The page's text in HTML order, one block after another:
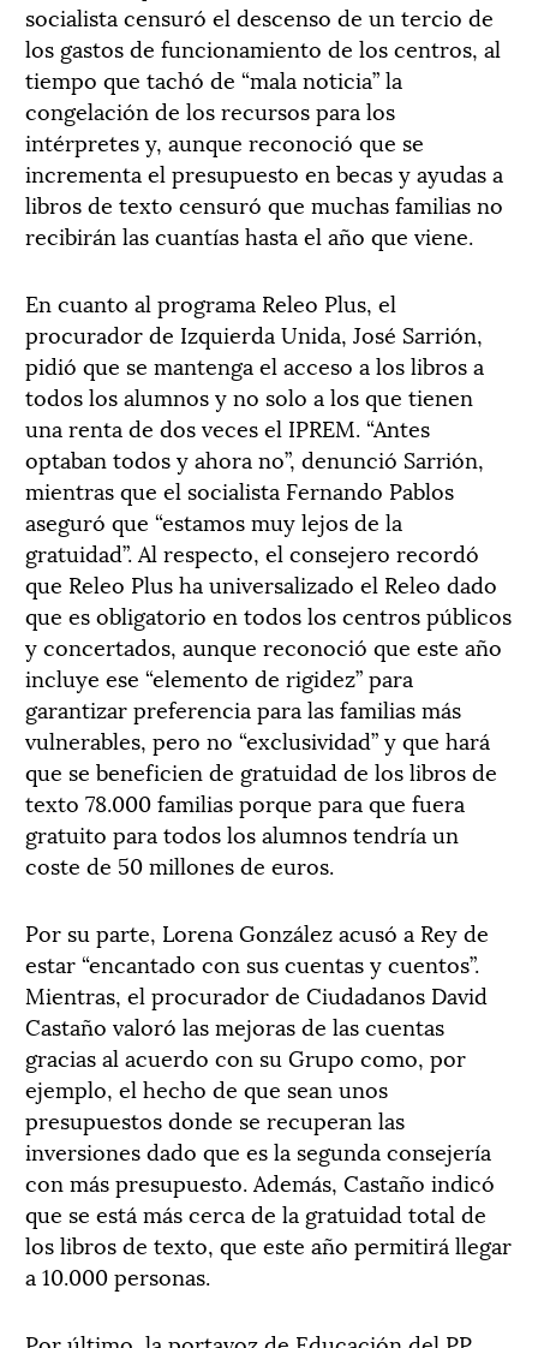
socialista censuró el descenso de un tercio de
los gastos de funcionamiento de los centros, al
tiempo que tachó de “mala noticia” la
congelación de los recursos para los
intérpretes y, aunque reconoció que se
incrementa el presupuesto en becas y ayudas a
libros de texto censuró que muchas familias no
recibirán las cuantías hasta el año que viene.
En cuanto al programa Releo Plus, el
procurador de Izquierda Unida, José Sarrión,
pidió que se mantenga el acceso a los libros a
todos los alumnos y no solo a los que tienen
una renta de dos veces el IPREM. “Antes
optaban todos y ahora no”, denunció Sarrión,
mientras que el socialista Fernando Pablos
aseguró que “estamos muy lejos de la
gratuidad”. Al respecto, el consejero recordó
que Releo Plus ha universalizado el Releo dado
que es obligatorio en todos los centros públicos
y concertados, aunque reconoció que este año
incluye ese “elemento de rigidez” para
garantizar preferencia para las familias más
vulnerables, pero no “exclusividad” y que hará
que se beneficien de gratuidad de los libros de
texto 78.000 familias porque para que fuera
gratuito para todos los alumnos tendría un
coste de 50 millones de euros.
Por su parte, Lorena González acusó a Rey de
estar “encantado con sus cuentas y cuentos”.
Mientras, el procurador de Ciudadanos David
Castaño valoró las mejoras de las cuentas
gracias al acuerdo con su Grupo como, por
ejemplo, el hecho de que sean unos
presupuestos donde se recuperan las
inversiones dado que es la segunda consejería
con más presupuesto. Además, Castaño indicó
que se está más cerca de la gratuidad total de
los libros de texto, que este año permitirá llegar
a 10.000 personas.